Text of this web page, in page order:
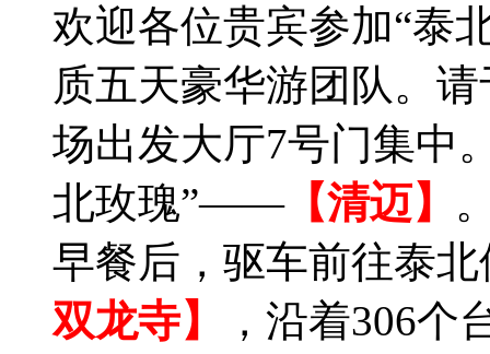
欢迎各位贵宾参加“泰
质五天豪华游团队。
场出发大厅7号门集中
北玫瑰”——【清迈】
早餐后，驱车前往泰
双龙寺】
，沿着306